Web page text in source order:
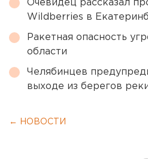
Очевидец рассказал
Wildberries в
Ракетная опасность
области
Челябинцев
выходе из берегов
← НОВОСТИ